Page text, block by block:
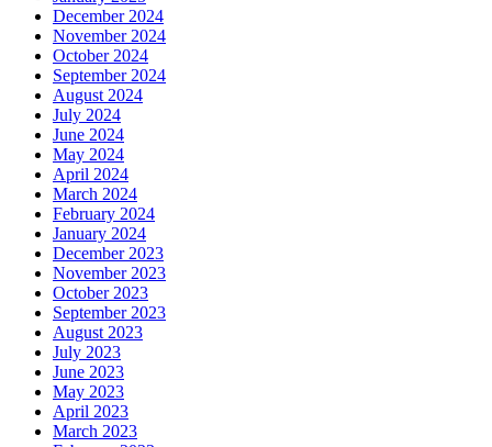
December 2024
November 2024
October 2024
September 2024
August 2024
July 2024
June 2024
May 2024
April 2024
March 2024
February 2024
January 2024
December 2023
November 2023
October 2023
September 2023
August 2023
July 2023
June 2023
May 2023
April 2023
March 2023